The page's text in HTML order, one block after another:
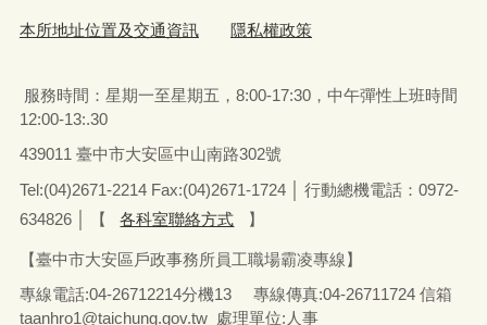
本所地址位置及交通資訊 隱私權政策
服務時間：星期一至星期五 ， 8:00-17:30，中午彈性上班時間
12:00-13:.30
439011 臺中市大安區中山南路302號
Tel:(04)2671-2214 Fax:(04)2671-1724 │ 行動總機電話：0972-
634826
【 各科室聯絡方式 】
【臺中市大安區戶政事務所員工職場霸凌專線】
專線電話:04-26712214分機13 專線傳真:04-26711724 信箱
taanhro1@taichung.gov.tw 處理單位:人事